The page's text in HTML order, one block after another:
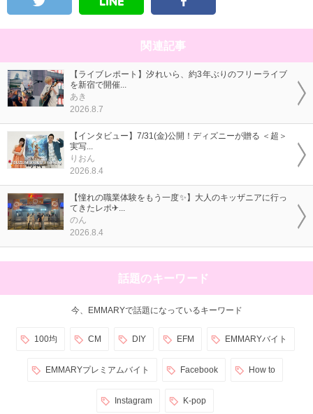
関連記事
【ライブレポート】汐れいら、約3年ぶりのフリーライブ
を新宿で開催...
あき
2026.8.7
【インタビュー】7/31(金)公開！ディズニーが贈る ＜超＞
実写...
りおん
2026.8.4
【憧れの職業体験をもう一度✨】大人のキッザニアに行っ
てきたレポ✈...
のん
2026.8.4
話題のキーワード
今、EMMARYで話題になっているキーワード
100均 CM DIY EFM EMMARYバイト
EMMARYプレミアムバイト Facebook How to
Instagram K-pop